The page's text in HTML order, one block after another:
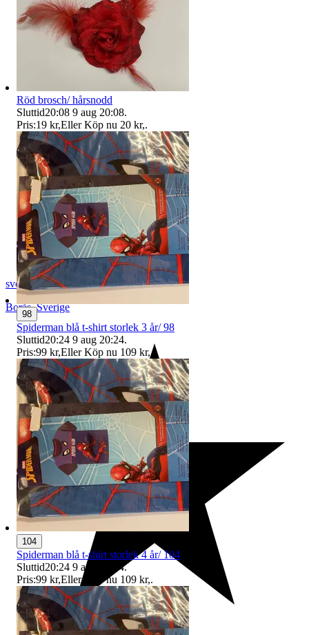
svopt1
Borås,Sverige
Röd brosch/ hårsnodd
Sluttid20:08 9 aug 20:08.
Pris:19 kr,Eller Köp nu 20 kr,.
98
Spiderman blå t-shirt storlek 3 år/ 98
Sluttid20:24 9 aug 20:24.
Pris:99 kr,Eller Köp nu 109 kr,.
104
Spiderman blå t-shirt storlek 4 år/ 104
Sluttid20:24 9 aug 20:24.
Pris:99 kr,Eller Köp nu 109 kr,.